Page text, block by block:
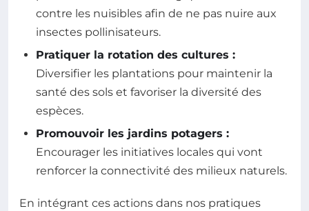
contre les nuisibles afin de ne pas nuire aux
insectes pollinisateurs.
Pratiquer la rotation des cultures :
Diversifier les plantations pour maintenir la
santé des sols et favoriser la diversité des
espèces.
Promouvoir les jardins potagers :
Encourager les initiatives locales qui vont
renforcer la connectivité des milieux naturels.
En intégrant ces actions dans nos pratiques